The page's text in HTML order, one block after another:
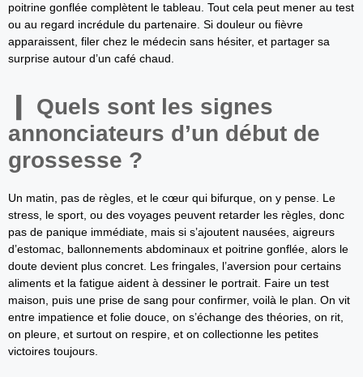
poitrine gonflée complètent le tableau. Tout cela peut mener au test
ou au regard incrédule du partenaire. Si douleur ou fièvre
apparaissent, filer chez le médecin sans hésiter, et partager sa
surprise autour d’un café chaud.
Quels sont les signes
annonciateurs d’un début de
grossesse ?
Un matin, pas de règles, et le cœur qui bifurque, on y pense. Le
stress, le sport, ou des voyages peuvent retarder les règles, donc
pas de panique immédiate, mais si s’ajoutent nausées, aigreurs
d’estomac, ballonnements abdominaux et poitrine gonflée, alors le
doute devient plus concret. Les fringales, l’aversion pour certains
aliments et la fatigue aident à dessiner le portrait. Faire un test
maison, puis une prise de sang pour confirmer, voilà le plan. On vit
entre impatience et folie douce, on s’échange des théories, on rit,
on pleure, et surtout on respire, et on collectionne les petites
victoires toujours.